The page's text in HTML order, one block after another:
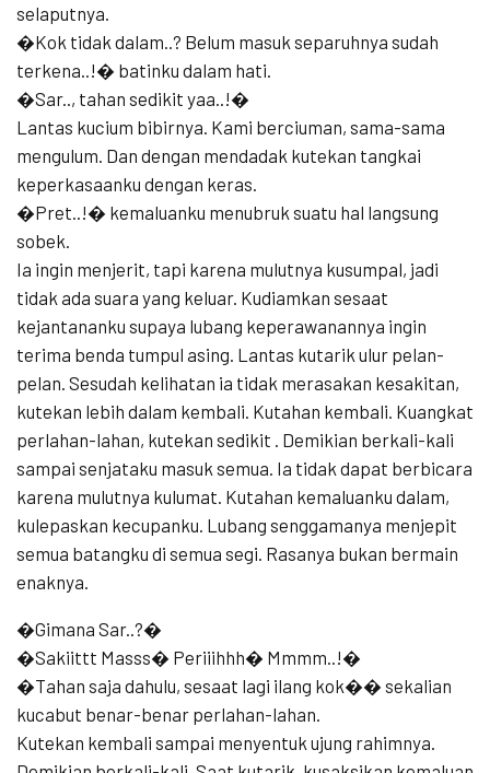
selaputnya.
�Kok tidak dalam..? Belum masuk separuhnya sudah
terkena..!� batinku dalam hati.
�Sar.., tahan sedikit yaa..!�
Lantas kucium bibirnya. Kami berciuman, sama-sama
mengulum. Dan dengan mendadak kutekan tangkai
keperkasaanku dengan keras.
�Pret..!� kemaluanku menubruk suatu hal langsung
sobek.
Ia ingin menjerit, tapi karena mulutnya kusumpal, jadi
tidak ada suara yang keluar. Kudiamkan sesaat
kejantananku supaya lubang keperawanannya ingin
terima benda tumpul asing. Lantas kutarik ulur pelan-
pelan. Sesudah kelihatan ia tidak merasakan kesakitan,
kutekan lebih dalam kembali. Kutahan kembali. Kuangkat
perlahan-lahan, kutekan sedikit . Demikian berkali-kali
sampai senjataku masuk semua. Ia tidak dapat berbicara
karena mulutnya kulumat. Kutahan kemaluanku dalam,
kulepaskan kecupanku. Lubang senggamanya menjepit
semua batangku di semua segi. Rasanya bukan bermain
enaknya.
�Gimana Sar..?�
�Sakiittt Masss� Periiihhh� Mmmm..!�
�Tahan saja dahulu, sesaat lagi ilang kok�� sekalian
kucabut benar-benar perlahan-lahan.
Kutekan kembali sampai menyentuk ujung rahimnya.